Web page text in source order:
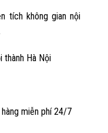
tích không gian nội
thành Hà Nội
miễn phí 24/7